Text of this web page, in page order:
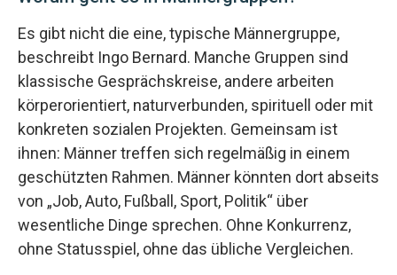
Es gibt nicht die eine, typische Männergruppe,
beschreibt Ingo Bernard. Manche Gruppen sind
klassische Gesprächskreise, andere arbeiten
körperorientiert, naturverbunden, spirituell oder mit
konkreten sozialen Projekten. Gemeinsam ist
ihnen: Männer treffen sich regelmäßig in einem
geschützten Rahmen. Männer könnten dort abseits
von „Job, Auto, Fußball, Sport, Politik“ über
wesentliche Dinge sprechen. Ohne Konkurrenz,
ohne Statusspiel, ohne das übliche Vergleichen.